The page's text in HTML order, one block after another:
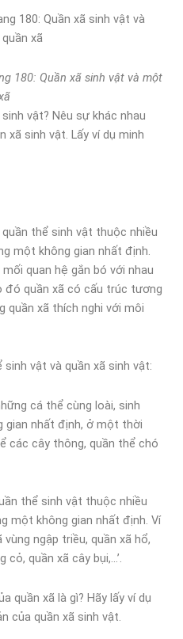
180: Quần xã sinh vật và
xã
180: Quần xã sinh vật và một
vật? Nêu sự khác nhau
xã sinh vật. Lấy ví dụ minh
thể sinh vật thuộc nhiều
một không gian nhất định.
quan hệ gắn bó với nhau
quần xã có cấu trúc tương
quần xã thích nghi với môi
vật và quần xã sinh vật:
cá thể cùng loài, sinh
gian nhất định, ở một thời
các cây thông, quần thể chó
thể sinh vật thuộc nhiều
một không gian nhất định. Ví
ngập triều, quần xã hổ,
cỏ, quần xã cây bụi,…’.
quần xã là gì? Hãy lấy ví dụ
của quần xã sinh vật.